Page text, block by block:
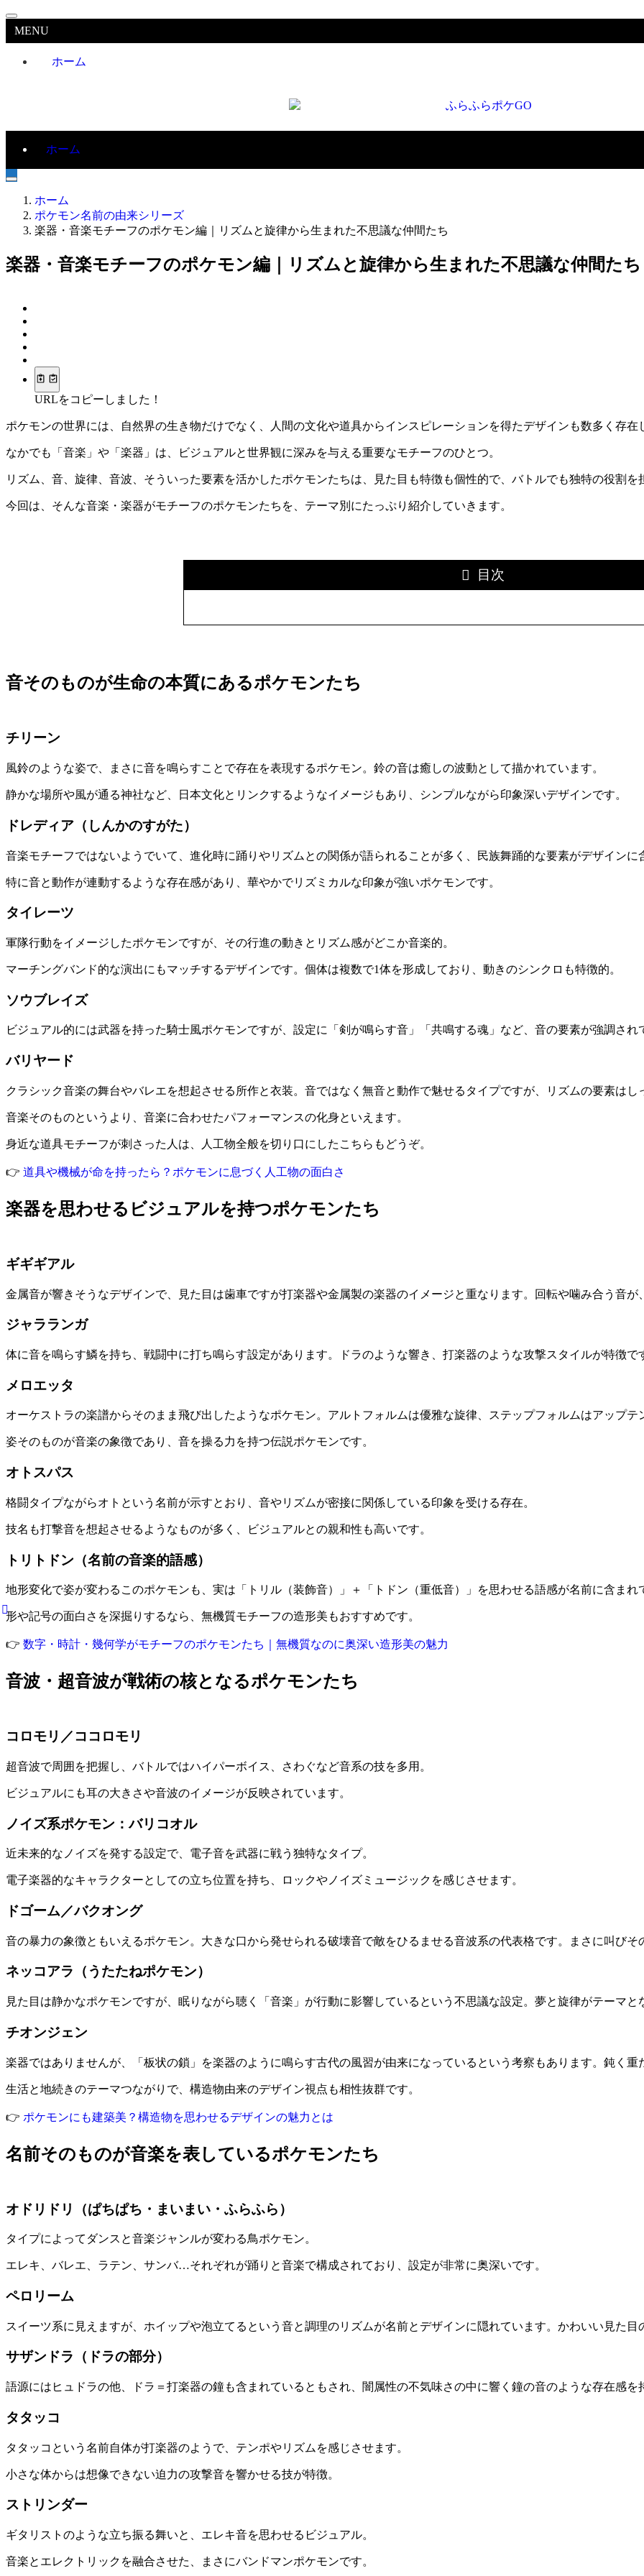
MENU
ホーム
ホーム
ホーム
ポケモン名前の由来シリーズ
楽器・音楽モチーフのポケモン編｜リズムと旋律から生まれた不思議な仲間たち
楽器・音楽モチーフのポケモン編｜リズムと旋律から生まれた不思議な仲間たち
URLをコピーしました！
ポケモンの世界には、自然界の生き物だけでなく、人間の文化や道具からインスピレーションを得たデザインも数多く存在
なかでも「音楽」や「楽器」は、ビジュアルと世界観に深みを与える重要なモチーフのひとつ。
リズム、音、旋律、音波、そういった要素を活かしたポケモンたちは、見た目も特徴も個性的で、バトルでも独特の役割を
今回は、そんな音楽・楽器がモチーフのポケモンたちを、テーマ別にたっぷり紹介していきます。
目次
音そのものが生命の本質にあるポケモンたち
チリーン
風鈴のような姿で、まさに音を鳴らすことで存在を表現するポケモン。鈴の音は癒しの波動として描かれています。
静かな場所や風が通る神社など、日本文化とリンクするようなイメージもあり、シンプルながら印象深いデザインです。
ドレディア（しんかのすがた）
音楽モチーフではないようでいて、進化時に踊りやリズムとの関係が語られることが多く、民族舞踊的な要素がデザインに
特に音と動作が連動するような存在感があり、華やかでリズミカルな印象が強いポケモンです。
タイレーツ
軍隊行動をイメージしたポケモンですが、その行進の動きとリズム感がどこか音楽的。
マーチングバンド的な演出にもマッチするデザインです。個体は複数で1体を形成しており、動きのシンクロも特徴的。
ソウブレイズ
ビジュアル的には武器を持った騎士風ポケモンですが、設定に「剣が鳴らす音」「共鳴する魂」など、音の要素が強調され
バリヤード
クラシック音楽の舞台やバレエを想起させる所作と衣装。音ではなく無音と動作で魅せるタイプですが、リズムの要素はし
音楽そのものというより、音楽に合わせたパフォーマンスの化身といえます。
身近な道具モチーフが刺さった人は、人工物全般を切り口にしたこちらもどうぞ。
👉 道具や機械が命を持ったら？ポケモンに息づく人工物の面白さ
楽器を思わせるビジュアルを持つポケモンたち
ギギギアル
金属音が響きそうなデザインで、見た目は歯車ですが打楽器や金属製の楽器のイメージと重なります。回転や噛み合う音が
ジャラランガ
体に音を鳴らす鱗を持ち、戦闘中に打ち鳴らす設定があります。ドラのような響き、打楽器のような攻撃スタイルが特徴で
メロエッタ
オーケストラの楽譜からそのまま飛び出したようなポケモン。アルトフォルムは優雅な旋律、ステップフォルムはアップテ
姿そのものが音楽の象徴であり、音を操る力を持つ伝説ポケモンです。
オトスパス
格闘タイプながらオトという名前が示すとおり、音やリズムが密接に関係している印象を受ける存在。
技名も打撃音を想起させるようなものが多く、ビジュアルとの親和性も高いです。
トリトドン（名前の音楽的語感）
地形変化で姿が変わるこのポケモンも、実は「トリル（装飾音）」＋「トドン（重低音）」を思わせる語感が名前に含まれ
形や記号の面白さを深掘りするなら、無機質モチーフの造形美もおすすめです。
👉 数字・時計・幾何学がモチーフのポケモンたち｜無機質なのに奥深い造形美の魅力
音波・超音波が戦術の核となるポケモンたち
コロモリ／ココロモリ
超音波で周囲を把握し、バトルではハイパーボイス、さわぐなど音系の技を多用。
ビジュアルにも耳の大きさや音波のイメージが反映されています。
ノイズ系ポケモン：バリコオル
近未来的なノイズを発する設定で、電子音を武器に戦う独特なタイプ。
電子楽器的なキャラクターとしての立ち位置を持ち、ロックやノイズミュージックを感じさせます。
ドゴーム／バクオング
音の暴力の象徴ともいえるポケモン。大きな口から発せられる破壊音で敵をひるませる音波系の代表格です。まさに叫びそ
ネッコアラ（うたたねポケモン）
見た目は静かなポケモンですが、眠りながら聴く「音楽」が行動に影響しているという不思議な設定。夢と旋律がテーマと
チオンジェン
楽器ではありませんが、「板状の鎖」を楽器のように鳴らす古代の風習が由来になっているという考察もあります。鈍く重
生活と地続きのテーマつながりで、構造物由来のデザイン視点も相性抜群です。
👉 ポケモンにも建築美？構造物を思わせるデザインの魅力とは
名前そのものが音楽を表しているポケモンたち
オドリドリ（ぱちぱち・まいまい・ふらふら）
タイプによってダンスと音楽ジャンルが変わる鳥ポケモン。
エレキ、バレエ、ラテン、サンバ…それぞれが踊りと音楽で構成されており、設定が非常に奥深いです。
ペロリーム
スイーツ系に見えますが、ホイップや泡立てるという音と調理のリズムが名前とデザインに隠れています。かわいい見た目
サザンドラ（ドラの部分）
語源にはヒュドラの他、ドラ＝打楽器の鐘も含まれているともされ、闇属性の不気味さの中に響く鐘の音のような存在感を
タタッコ
タタッコという名前自体が打楽器のようで、テンポやリズムを感じさせます。
小さな体からは想像できない迫力の攻撃音を響かせる技が特徴。
ストリンダー
ギタリストのような立ち振る舞いと、エレキ音を思わせるビジュアル。
音楽とエレクトリックを融合させた、まさにバンドマンポケモンです。